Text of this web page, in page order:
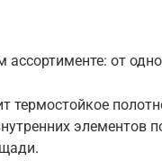
от
термостойкое
элементов